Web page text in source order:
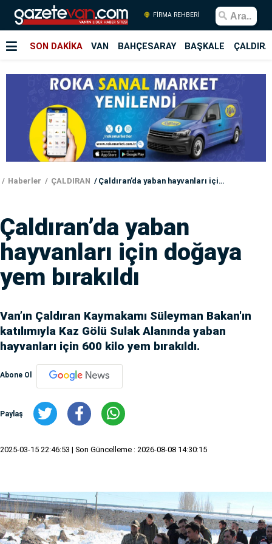
FİRMA REHBERİ
SON DAKİKA VAN BAHÇESARAY BAŞKALE
Haberler ÇALDIRAN Çaldıran’da yaban hayvanları için doğaya yem bırakıldı
Çaldıran’da yaban
hayvanları için doğaya
yem bırakıldı
Van’ın Çaldıran Kaymakamı Süleyman Bakan'ın
katılımıyla Kaz Gölü Sulak Alanında yaban
hayvanları için 600 kilo yem bırakıldı.
Abone Ol
Paylaş
2025-03-15 22:46:53 | Son Güncelleme : 2026-08-08 14:30:15